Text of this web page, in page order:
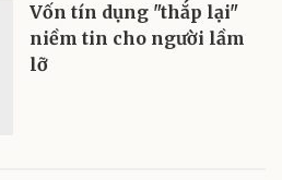
Vốn tín dụng "thắp lại"
niềm tin cho người lầm
lỡ